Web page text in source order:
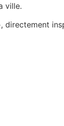
ville.
directement